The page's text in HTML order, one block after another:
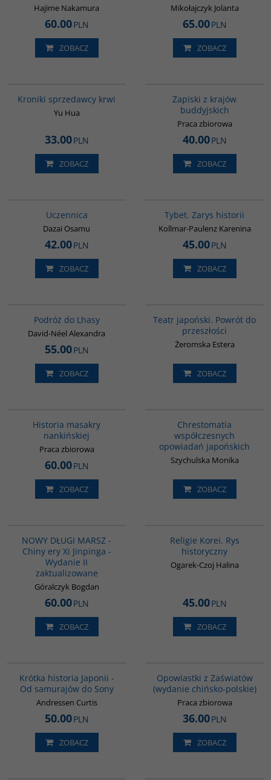
Hajime Nakamura
60.00PLN
ZOBACZ
Mikołajczyk Jolanta
65.00PLN
ZOBACZ
Kroniki sprzedawcy krwi
Yu Hua
33.00PLN
ZOBACZ
Zapiski z krajów
buddyjskich
Praca zbiorowa
40.00PLN
ZOBACZ
Uczennica
Dazai Osamu
42.00PLN
ZOBACZ
Tybet. Zarys historii
Kollmar-Paulenz Karenina
45.00PLN
ZOBACZ
Podróż do Lhasy
David-Néel Alexandra
55.00PLN
ZOBACZ
Teatr japoński. Powrót do
przeszłości
Żeromska Estera
ZOBACZ
Historia masakry
nankińskiej
Praca zbiorowa
60.00PLN
ZOBACZ
Chrestomatia
współczesnych
opowiadań japońskich
Szychulska Monika
ZOBACZ
NOWY DŁUGI MARSZ -
Chiny ery Xi Jinpinga -
Wydanie II
zaktualizowane
Góralczyk Bogdan
60.00PLN
ZOBACZ
Religie Korei. Rys
historyczny
Ogarek-Czoj Halina
45.00PLN
ZOBACZ
Krótka historia Japonii -
Od samurajów do Sony
Andressen Curtis
50.00PLN
ZOBACZ
Opowiastki z Zaświatów
(wydanie chińsko-polskie)
Praca zbiorowa
36.00PLN
ZOBACZ